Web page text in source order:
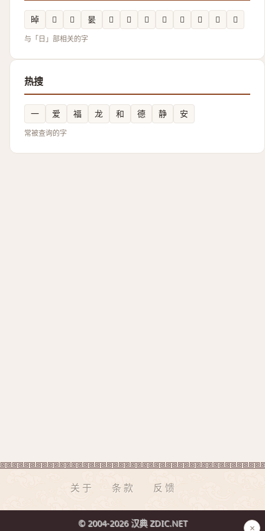
晫 𭨇 𰖕 𣆂 𣅯 𣍓 𪰇 𬀫 𣅙 𣆿 𣋅 𣅻
与「日」部相关的字
热搜
一 爱 福 龙 和 德 静 安
常被查询的字
关于 条款 反馈
© 2004-2026 汉典 ZDIC.NET ×